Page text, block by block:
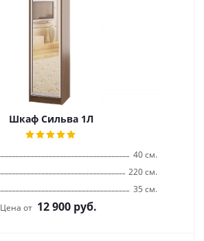
Шкаф Сильва 1Л
40 см.
220 см.
35 см.
Цена от 12 900 руб.